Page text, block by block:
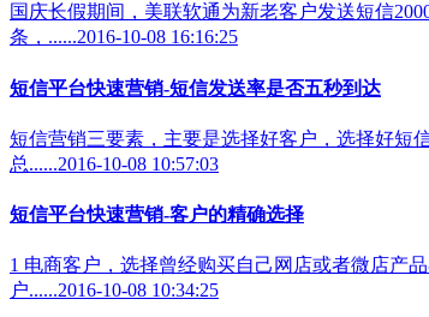
国庆长假期间，美联软通为新老客户发送短信
条，......2016-10-08 16:16:25
短信平台快速营销-短信发送率是否五秒到达
短信营销三要素，主要是选择好客户，选择好短
总......2016-10-08 10:57:03
短信平台快速营销-客户的精确选择
1 电商客户，选择曾经购买自己网店或者微店产
户......2016-10-08 10:34:25